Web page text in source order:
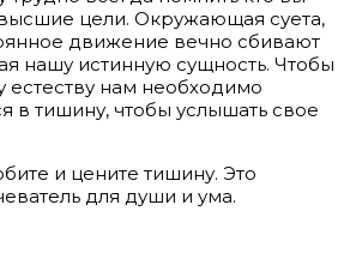
высшие цели. Окружающая суета,
движение вечно сбивают
нашу истинную сущность. Чтобы
естеству нам необходимо
в тишину, чтобы услышать свое
и цените тишину. Это
для души и ума.